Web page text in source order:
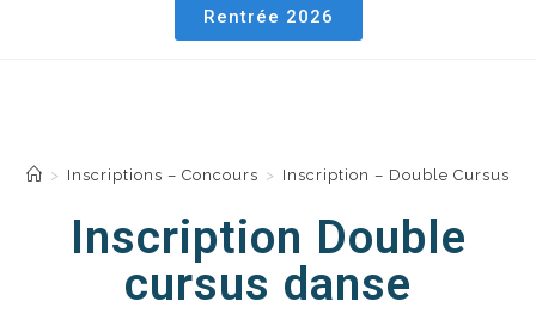
Rentrée 2026
> Inscriptions – Concours > Inscription – Double Cursus
Inscription Double
cursus danse